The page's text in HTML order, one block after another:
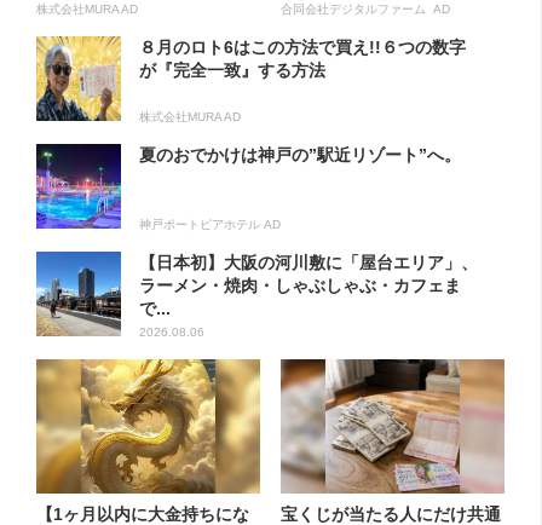
株式会社MURA AD 合同会社デジタルファーム AD
８月のロト6はこの方法で買え!!６つの数字
が『完全一致』する方法
株式会社MURA AD
夏のおでかけは神戸の”駅近リゾート”へ。
神戸ポートピアホテル AD
【日本初】大阪の河川敷に「屋台エリア」、
ラーメン・焼肉・しゃぶしゃぶ・カフェま
で...
2026.08.06
【1ヶ月以内に大金持ちにな
宝くじが当たる人にだけ共通